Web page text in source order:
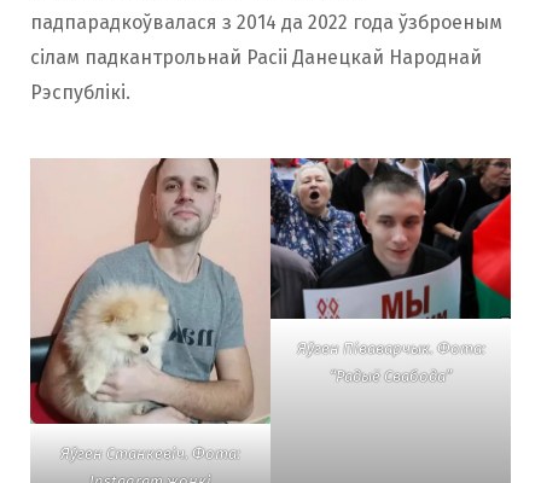
падпарадкоўвалася з 2014 да 2022 года ўзброеным
сілам падкантрольнай Расіі Данецкай Народнай
Рэспублікі.
Яўген Станкевіч. Фота:
Яўген Піваварчык. Фота:
“Радыё Свабода”